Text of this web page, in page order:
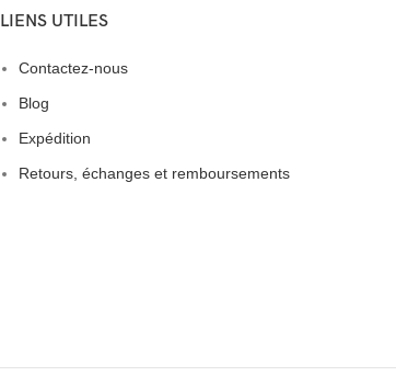
LIENS UTILES
Contactez-nous
Blog
Expédition
Retours, échanges et remboursements